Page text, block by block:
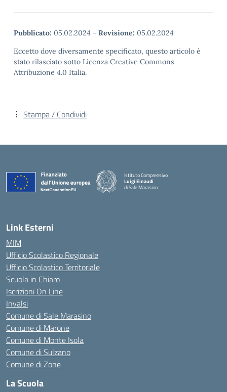
Pubblicato: 05.02.2024 - Revisione: 05.02.2024
Eccetto dove diversamente specificato, questo articolo è
stato rilasciato sotto Licenza Creative Commons
Attribuzione 4.0 Italia.
Stampa / Condividi
Istituto Comprensivo
Luigi Einaudi
di Sale Marasino
Link Esterni
MIM
Ufficio Scolastico Regionale
Ufficio Scolastico Territoriale
Scuola in Chiaro
Iscrizioni On Line
Invalsi
Comune di Sale Marasino
Comune di Marone
Comune di Monte Isola
Comune di Sulzano
Comune di Zone
La Scuola